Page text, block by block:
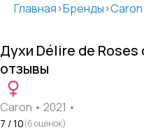
Главная >Бренды >Caron
Духи Délire de Roses
отзывы
Caron • 2021 •
7 / 10(6оценок)